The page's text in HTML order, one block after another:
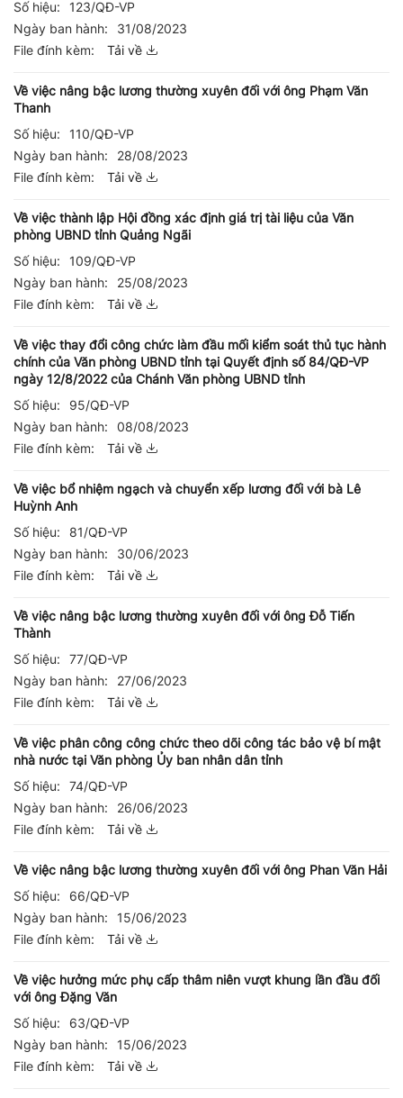
Số hiệu:
123/QĐ-VP
Ngày ban hành:
31/08/2023
File đính kèm:
Tải về
Về việc nâng bậc lương thường xuyên đối với ông Phạm Văn
Thanh
Số hiệu:
110/QĐ-VP
Ngày ban hành:
28/08/2023
File đính kèm:
Tải về
Về việc thành lập Hội đồng xác định giá trị tài liệu của Văn
phòng UBND tỉnh Quảng Ngãi
Số hiệu:
109/QĐ-VP
Ngày ban hành:
25/08/2023
File đính kèm:
Tải về
Về việc thay đổi công chức làm đầu mối kiểm soát thủ tục hành
chính của Văn phòng UBND tỉnh tại Quyết định số 84/QĐ-VP
ngày 12/8/2022 của Chánh Văn phòng UBND tỉnh
Số hiệu:
95/QĐ-VP
Ngày ban hành:
08/08/2023
File đính kèm:
Tải về
Về việc bổ nhiệm ngạch và chuyển xếp lương đối với bà Lê
Huỳnh Anh
Số hiệu:
81/QĐ-VP
Ngày ban hành:
30/06/2023
File đính kèm:
Tải về
Về việc nâng bậc lương thường xuyên đối với ông Đỗ Tiến
Thành
Số hiệu:
77/QĐ-VP
Ngày ban hành:
27/06/2023
File đính kèm:
Tải về
Về việc phân công công chức theo dõi công tác bảo vệ bí mật
nhà nước tại Văn phòng Ủy ban nhân dân tỉnh
Số hiệu:
74/QĐ-VP
Ngày ban hành:
26/06/2023
File đính kèm:
Tải về
Về việc nâng bậc lương thường xuyên đối với ông Phan Văn Hải
Số hiệu:
66/QĐ-VP
Ngày ban hành:
15/06/2023
File đính kèm:
Tải về
Về việc hưởng mức phụ cấp thâm niên vượt khung lần đầu đối
với ông Đặng Văn
Số hiệu:
63/QĐ-VP
Ngày ban hành:
15/06/2023
File đính kèm:
Tải về